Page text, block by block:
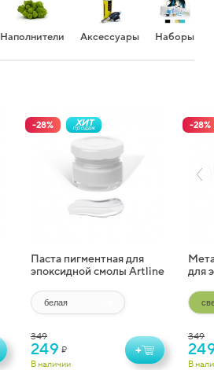
Наполнители Аксессуары Наборы
-28% ХИТ
продаж
Паста пигментная для
эпоксидной смолы Artline
349
249 ₽
В наличии
+
-28%
для
(10 г)
349
В